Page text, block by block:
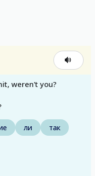
weren't you?
ли
так